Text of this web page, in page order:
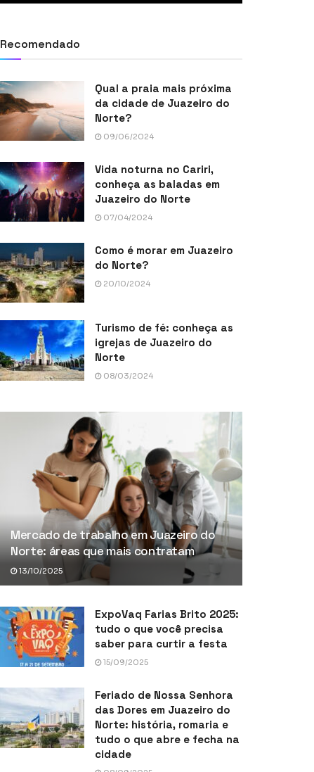
Recomendado
Qual a praia mais próxima
da cidade de Juazeiro do
Norte?
09/06/2024
Vida noturna no Cariri,
conheça as baladas em
Juazeiro do Norte
07/04/2024
Como é morar em Juazeiro
do Norte?
20/10/2024
Turismo de fé: conheça as
igrejas de Juazeiro do
Norte
08/03/2024
Mercado de trabalho em Juazeiro do
Norte: áreas que mais contratam
13/10/2025
ExpoVaq Farias Brito 2025:
tudo o que você precisa
saber para curtir a festa
15/09/2025
Feriado de Nossa Senhora
das Dores em Juazeiro do
Norte: história, romaria e
tudo o que abre e fecha na
cidade